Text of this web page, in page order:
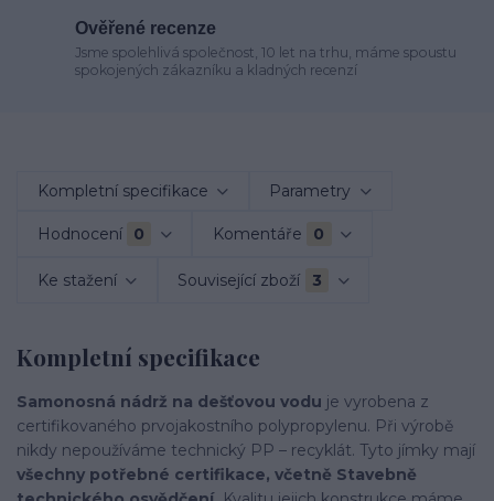
Ověřené recenze
Jsme spolehlivá společnost, 10 let na trhu, máme spoustu
spokojených zákazníku a kladných recenzí
Kompletní specifikace Parametry
Hodnocení 0 Komentáře 0
Ke stažení Související zboží 3
Kompletní specifikace
Samonosná nádrž na dešťovou vodu je vyrobena z
certifikovaného prvojakostního polypropylenu. Při výrobě
nikdy nepoužíváme technický PP – recyklát. Tyto jímky mají
všechny potřebné certifikace, včetně Stavebně